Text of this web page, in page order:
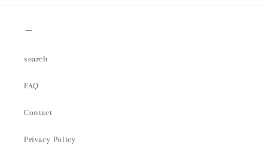
＿
search
FAQ
Contact
Privacy Policy